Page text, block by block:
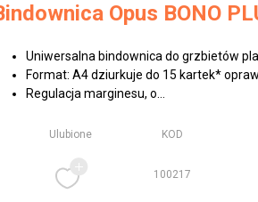
Opus BONO
Uniwersalna bindownica do grzbietów
Format: A4 dziurkuje do 15 kartek*
Regulacja marginesu, o...
Ulubione KOD
100217